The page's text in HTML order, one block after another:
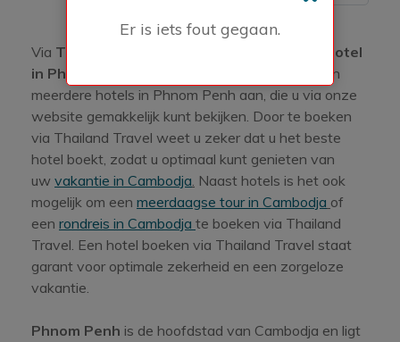
Via Thailand Travel
hotel
in Phnom Penh
tegen de beste prijs. Wij bieden
meerdere hotels in Phnom Penh aan, die u via onze
website gemakkelijk kunt bekijken. Door te boeken
via Thailand Travel weet u zeker dat u het beste
hotel boekt, zodat u optimaal kunt genieten van
uw vakantie in Cambodja. Naast hotels is het ook
mogelijk om een meerdaagse tour in Cambodja of
een rondreis in Cambodja te boeken via Thailand
Travel. Een hotel boeken via Thailand Travel staat
garant voor optimale zekerheid en een zorgeloze
vakantie.
Phnom Penh is de hoofdstad van Cambodja en ligt
Er is iets fout gegaan.